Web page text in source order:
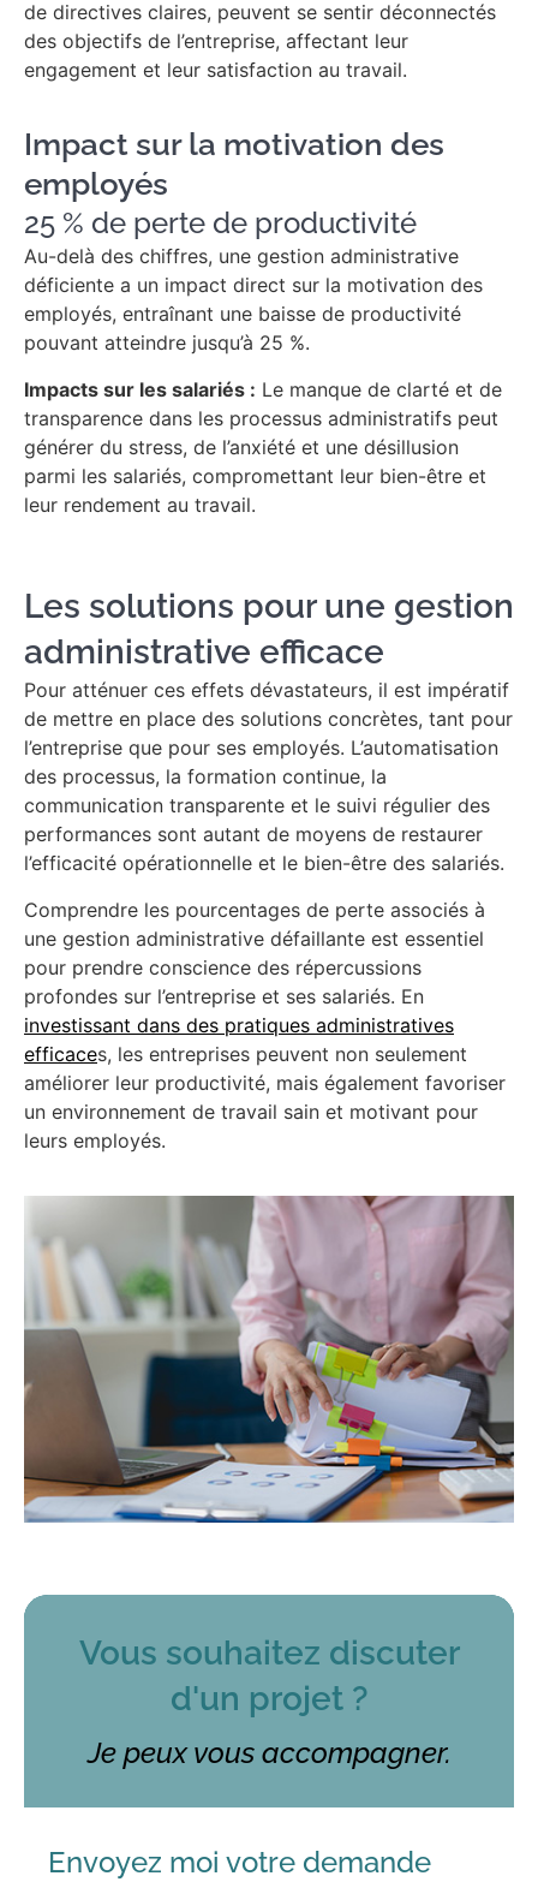
de directives claires, peuvent se sentir déconnectés
des objectifs de l’entreprise, affectant leur
engagement et leur satisfaction au travail.
Impact sur la motivation des
employés
25 % de perte de productivité
Au-delà des chiffres, une gestion administrative
déficiente a un impact direct sur la motivation des
employés, entraînant une baisse de productivité
pouvant atteindre jusqu’à 25 %.
Impacts sur les salariés : Le manque de clarté et de
transparence dans les processus administratifs peut
générer du stress, de l’anxiété et une désillusion
parmi les salariés, compromettant leur bien-être et
leur rendement au travail.
Les solutions pour une gestion
administrative efficace
Pour atténuer ces effets dévastateurs, il est impératif
de mettre en place des solutions concrètes, tant pour
l’entreprise que pour ses employés. L’automatisation
des processus, la formation continue, la
communication transparente et le suivi régulier des
performances sont autant de moyens de restaurer
l’efficacité opérationnelle et le bien-être des salariés.
Comprendre les pourcentages de perte associés à
une gestion administrative défaillante est essentiel
pour prendre conscience des répercussions
profondes sur l’entreprise et ses salariés. En
investissant dans des pratiques administratives
efficaces, les entreprises peuvent non seulement
améliorer leur productivité, mais également favoriser
un environnement de travail sain et motivant pour
leurs employés.
Vous souhaitez discuter
d'un projet ?
Je peux vous accompagner.
Envoyez moi votre demande